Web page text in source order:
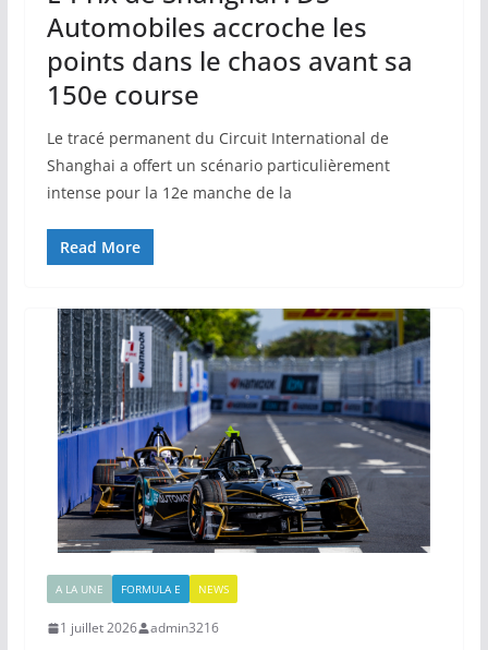
Automobiles accroche les
points dans le chaos avant sa
150e course
Le tracé permanent du Circuit International de
Shanghai a offert un scénario particulièrement
intense pour la 12e manche de la
Read More
A LA UNE FORMULA E NEWS
1 juillet 2026 admin3216